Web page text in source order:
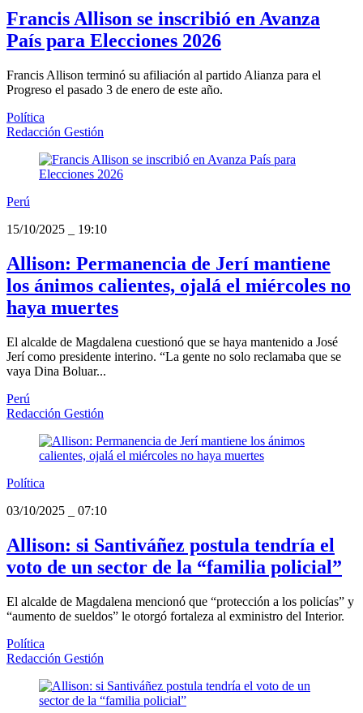
Francis Allison se inscribió en Avanza
País para Elecciones 2026
Francis Allison terminó su afiliación al partido Alianza para el
Progreso el pasado 3 de enero de este año.
Política
Redacción Gestión
Perú
15/10/2025
19:10
Allison: Permanencia de Jerí mantiene
los ánimos calientes, ojalá el miércoles no
haya muertes
El alcalde de Magdalena cuestionó que se haya mantenido a José
Jerí como presidente interino. “La gente no solo reclamaba que se
vaya Dina Boluar...
Perú
Redacción Gestión
Política
03/10/2025
07:10
Allison: si Santiváñez postula tendría el
voto de un sector de la “familia policial”
El alcalde de Magdalena mencionó que “protección a los policías” y
“aumento de sueldos” le otorgó fortaleza al exministro del Interior.
Política
Redacción Gestión